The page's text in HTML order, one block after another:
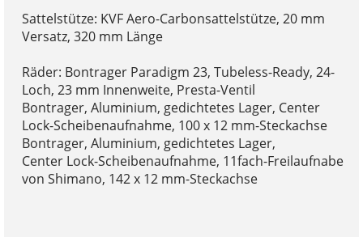
Sattelstütze: KVF Aero-Carbonsattelstütze, 20 mm
Versatz, 320 mm Länge
Räder: Bontrager Paradigm 23, Tubeless-Ready, 24-
Loch, 23 mm Innenweite, Presta-Ventil
Bontrager, Aluminium, gedichtetes Lager, Center
Lock-Scheibenaufnahme, 100 x 12 mm-Steckachse
Bontrager, Aluminium, gedichtetes Lager,
Center Lock-Scheibenaufnahme, 11fach-Freilaufnabe
von Shimano, 142 x 12 mm-Steckachse